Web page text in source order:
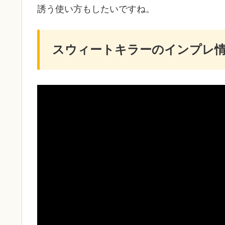
誘う使い方もしたいですね。
スウィートキラーのインプレ